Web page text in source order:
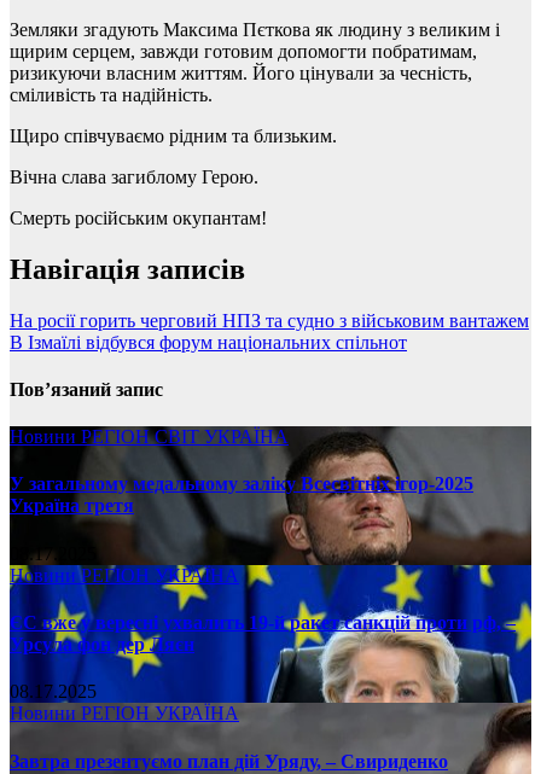
Земляки згадують Максима Пєткова як людину з великим і
щирим серцем, завжди готовим допомогти побратимам,
ризикуючи власним життям. Його цінували за чесність,
сміливість та надійність.
Щиро співчуваємо рідним та близьким.
Вічна слава загиблому Герою.
Смерть російським окупантам!
Навігація записів
На росії горить черговий НПЗ та судно з військовим вантажем
В Ізмаїлі відбувся форум національних спільнот
Пов’язаний запис
Новини РЕГІОНСВІТ УКРАЇНА
У загальному медальному заліку Всесвітніх ігор-2025
Україна третя
08.17.2025
НовиниРЕГІОН УКРАЇНА
ЄС вже у вересні ухвалить 19-й ракет санкцій проти рф, –
Урсула фон дер Ляєн
08.17.2025
Новини РЕГІОН УКРАЇНА
Завтра презентуємо план дій Уряду, – Свириденко